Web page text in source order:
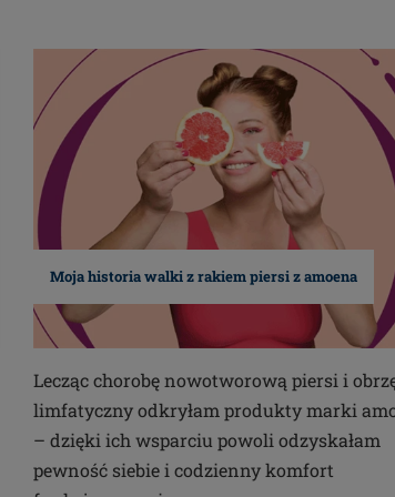
Moja historia walki z rakiem piersi z amoena
Lecząc chorobę nowotworową piersi i
limfatyczny odkryłam produkty marki
– dzięki ich wsparciu powoli odzyskałam
pewność siebie i codzienny komfort